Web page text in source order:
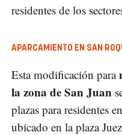
residentes de los
APARCAMIENTO EN SAN
Esta modificación para
la zona de San Juan
plazas para residentes
ubicado en la plaza